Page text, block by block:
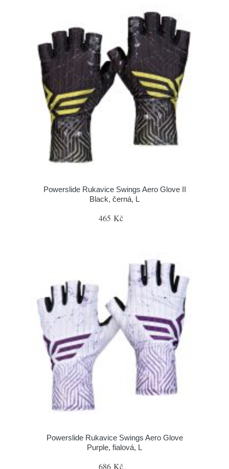
Powerslide Rukavice Swings Aero Glove II
Black, černá, L
465 Kč
Powerslide Rukavice Swings Aero Glove
Purple, fialová, L
686 Kč